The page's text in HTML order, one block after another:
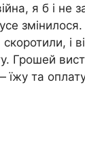
я б і не
і
Грошей
їжу та